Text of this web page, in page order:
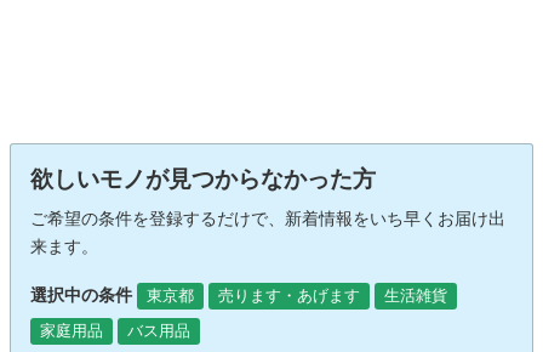
欲しいモノが見つからなかった方
ご希望の条件を登録するだけで、新着情報をいち早くお届け出
来ます。
選択中の条件 東京都 売ります・あげます
生活雑貨
家庭用品
バス用品